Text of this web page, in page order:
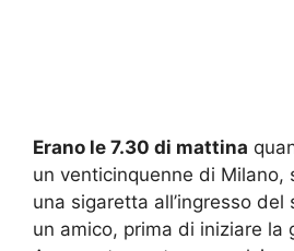
Erano le 7.30 di mattina
un venticinquenne di Milano,
una sigaretta all’ingresso del
un amico, prima di iniziare la